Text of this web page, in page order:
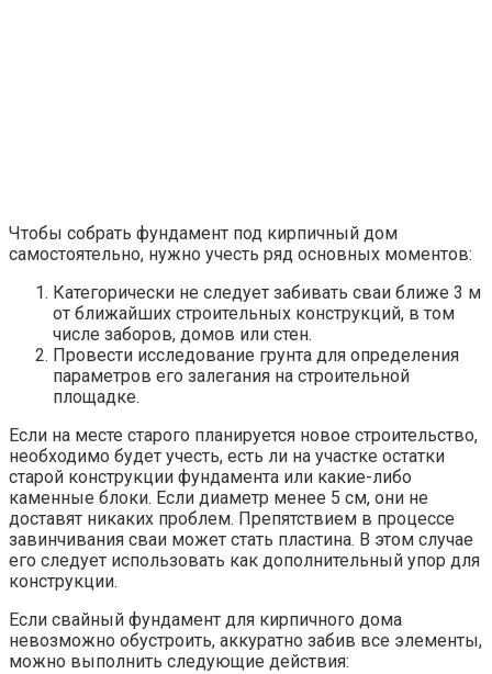
Чтобы собрать фундамент под кирпичный дом
самостоятельно, нужно учесть ряд основных моментов:
Категорически не следует забивать сваи ближе 3 м
от ближайших строительных конструкций, в том
числе заборов, домов или стен.
Провести исследование грунта для определения
параметров его залегания на строительной
площадке.
Если на месте старого планируется новое строительство,
необходимо будет учесть, есть ли на участке остатки
старой конструкции фундамента или какие-либо
каменные блоки. Если диаметр менее 5 см, они не
доставят никаких проблем. Препятствием в процессе
завинчивания сваи может стать пластина. В этом случае
его следует использовать как дополнительный упор для
конструкции.
Если свайный фундамент для кирпичного дома
невозможно обустроить, аккуратно забив все элементы,
можно выполнить следующие действия: